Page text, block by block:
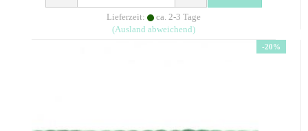
Lieferzeit:
ca. 2-3 Tage
(Ausland abweichend)
-20%